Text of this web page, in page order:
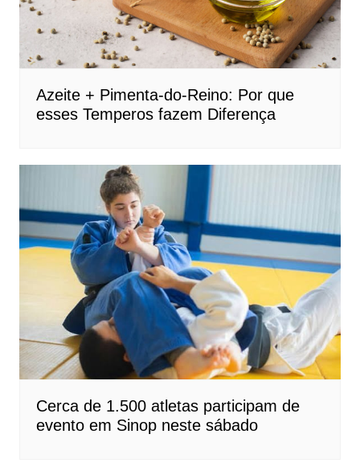
Azeite + Pimenta-do-Reino: Por que
esses Temperos fazem Diferença
Cerca de 1.500 atletas participam de
evento em Sinop neste sábado